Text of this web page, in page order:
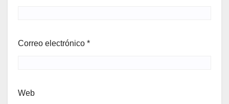
Correo electrónico *
Web